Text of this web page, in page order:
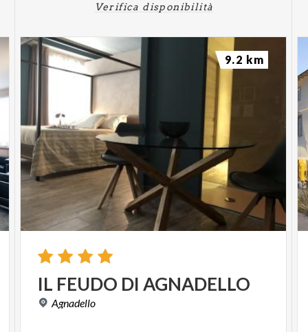
Verifica disponibilità
IL FEUDO DI AGNADELLO
Agnadello
9.2 km